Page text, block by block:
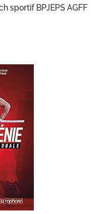
sportif BPJEPS AGFF